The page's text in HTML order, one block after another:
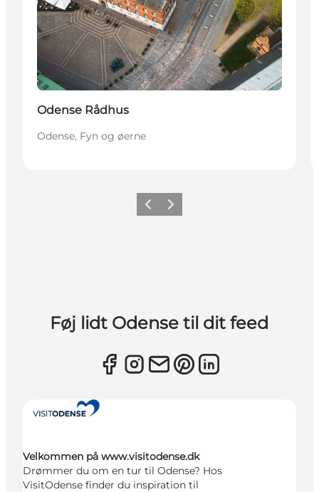
Odense Rådhus
Odense, Fyn og øerne
ForrigeNæste
Føj lidt Odense til dit feed
Velkommen på www.visitodense.dk
Drømmer du om en tur til Odense? Hos
VisitOdense finder du inspiration til